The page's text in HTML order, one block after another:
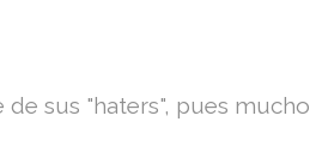
sus "haters", pues mucho